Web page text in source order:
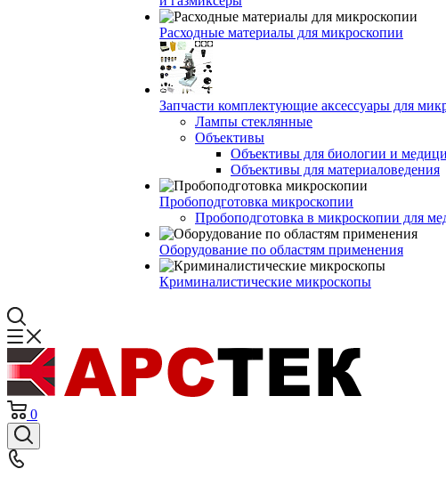
Расходные материалы для микроскопии
Запчасти комплектующие аксессуары для
Лампы стеклянные
Объективы
Объективы для биологии и
Объективы для материаловедения
Пробоподготовка микроскопии
Пробоподготовка в микроскопии для
Оборудование по областям применения
Криминалистические микроскопы
0